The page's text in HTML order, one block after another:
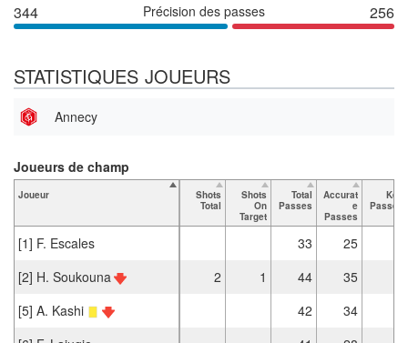
344 Précision des passes 256
STATISTIQUES JOUEURS
Annecy
Joueur
Shots
Total
Shots
On
Target
Total
Passes
Accurat
e
Passes
Key
Passes
[1] F. Escales 33
25
[2] H. Soukouna
2 1 44
35
[5] A. Kashi
42
34
Joueurs de champ